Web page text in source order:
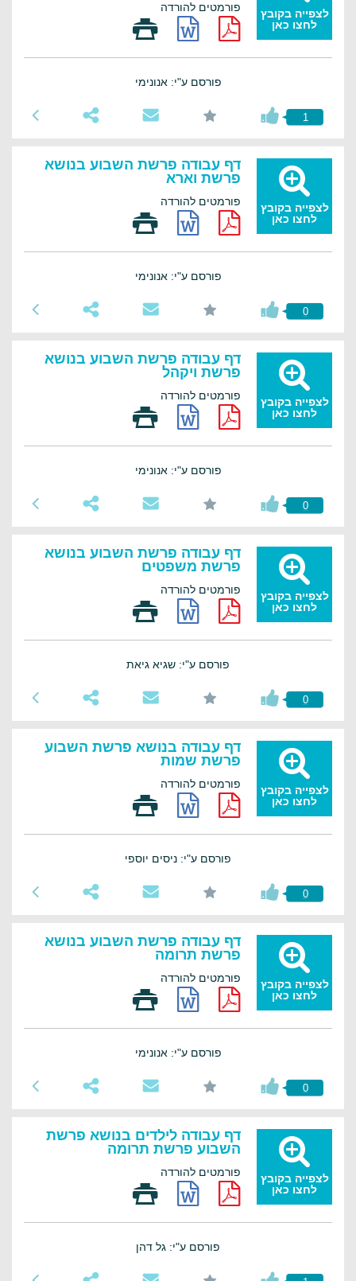
לצפייה בקובץ
לחצו כאן
פורמטים להורדה
פורסם ע"י: אנונימי
1
לצפייה בקובץ
לחצו כאן
דף עבודה פרשת השבוע בנושא
פרשת וארא
פורמטים להורדה
פורסם ע"י: אנונימי
0
לצפייה בקובץ
לחצו כאן
דף עבודה פרשת השבוע בנושא
פרשת ויקהל
פורמטים להורדה
פורסם ע"י: אנונימי
0
לצפייה בקובץ
לחצו כאן
דף עבודה פרשת השבוע בנושא
פרשת משפטים
פורמטים להורדה
פורסם ע"י: שגיא גיאת
0
לצפייה בקובץ
לחצו כאן
דף עבודה בנושא פרשת השבוע
פרשת שמות
פורמטים להורדה
פורסם ע"י: ניסים יוספי
0
לצפייה בקובץ
לחצו כאן
דף עבודה פרשת השבוע בנושא
פרשת תרומה
פורמטים להורדה
פורסם ע"י: אנונימי
0
לצפייה בקובץ
לחצו כאן
דף עבודה לילדים בנושא פרשת
השבוע פרשת תרומה
פורמטים להורדה
פורסם ע"י: גל דהן